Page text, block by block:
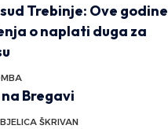
Trebinje: Ove godine
o naplati duga za
Bregavi
ŠKRIVAN